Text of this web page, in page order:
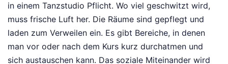
in einem Tanzstudio Pflicht. Wo viel geschwitzt wird,
muss frische Luft her. Die Räume sind gepflegt und
laden zum Verweilen ein. Es gibt Bereiche, in denen
man vor oder nach dem Kurs kurz durchatmen und
sich austauschen kann. Das soziale Miteinander wird